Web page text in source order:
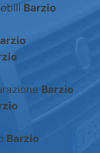
Barzio
Barzio
Barzio